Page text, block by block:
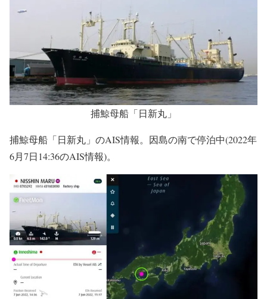
捕鯨母船「日新丸」
捕鯨母船「日新丸」のAIS情報。因島の南で停泊中(2022年
6月7日14:36のAIS情報)。